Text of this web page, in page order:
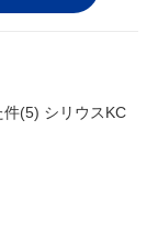
(5) シリウスKC